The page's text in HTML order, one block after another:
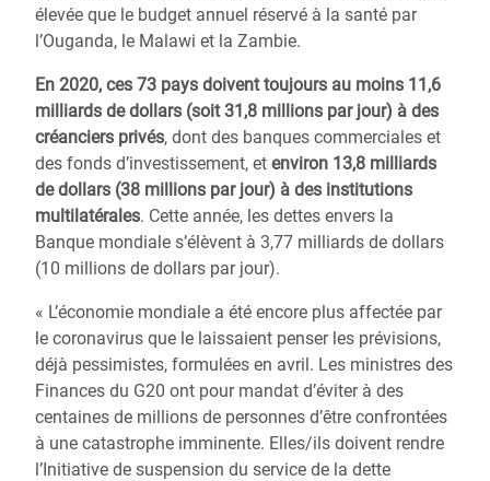
élevée que le budget annuel réservé à la santé par
l’Ouganda, le Malawi et la Zambie.
En 2020, ces 73 pays doivent toujours au moins 11,6
milliards de dollars (soit 31,8 millions par jour) à des
créanciers privés, dont des banques commerciales et
des fonds d’investissement, et environ 13,8 milliards
de dollars (38 millions par jour) à des institutions
multilatérales. Cette année, les dettes envers la
Banque mondiale s’élèvent à 3,77 milliards de dollars
(10 millions de dollars par jour).
« L’économie mondiale a été encore plus affectée par
le coronavirus que le laissaient penser les prévisions,
déjà pessimistes, formulées en avril. Les ministres des
Finances du G20 ont pour mandat d’éviter à des
centaines de millions de personnes d’être confrontées
à une catastrophe imminente. Elles/ils doivent rendre
l’Initiative de suspension du service de la dette